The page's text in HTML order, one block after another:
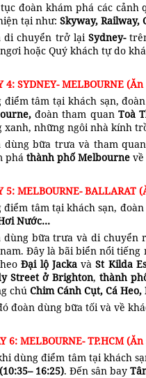
đoàn khám phá các
tại như: Skyway, Railway,
di chuyển trở lạiSydney-
hoặc Quý khách tự do
4: SYDNEY- MELBOURNE
điểm tâm tại khách sạn,
đoàn tham quan Toà
xanh, những ngôi nhà kính
dùng bữa trưa và tham
phá thành phố Melbourne về
5: MELBOURNE- BALLARAT
điểm tâm tại khách sạn,
ơiNước…
dùng bữa trưa và di chuyển
Đây là bãi biển nổi tiếng
Đại lộ JackavàSt Kilda
Street ở Brighton,thành
chú Chim Cánh Cụt, Cá
đoàn dùng bữa tối và về
6: MELBOURNE- TP.HCM
dùng điểm tâm tại khách
(10:35– 16:25). Đến sân bay